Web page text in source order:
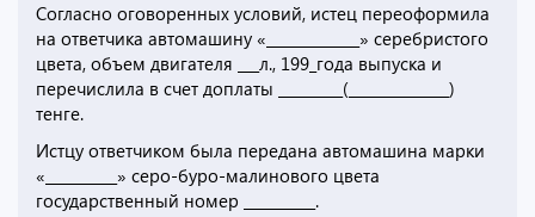
Согласно оговоренных условий, истец переоформила
на ответчика автомашину «_____________» серебристого
цвета, объем двигателя ___л., 199_года выпуска и
перечислила в счет доплаты _________(______________)
тенге.
Истцу ответчиком была передана автомашина марки
«__________» серо-буро-малинового цвета
государственный номер __________.